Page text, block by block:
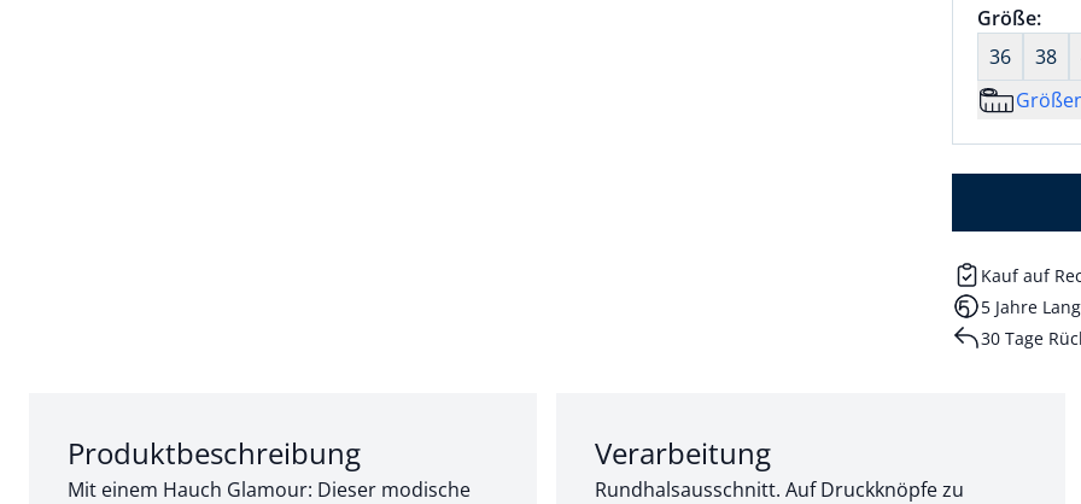
Größe:
36
38
Kauf auf
5 Jahre
30 Tage
Abschnitt 1 von 3:
Produktbeschreibung
Mit einem Hauch Glamour: Dieser modische
Abschnitt 2 von 3:
Verarbeitung
Rundhalsausschnitt. Auf Druckknöpfe zu